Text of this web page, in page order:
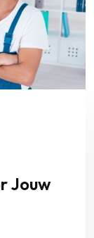
Jouw